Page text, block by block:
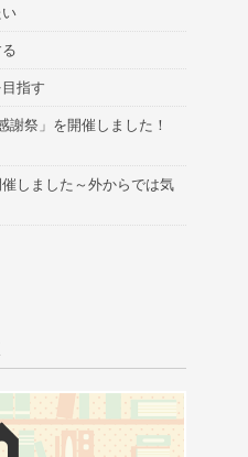
指す
謝祭」を開催しました！
しました～外からでは気